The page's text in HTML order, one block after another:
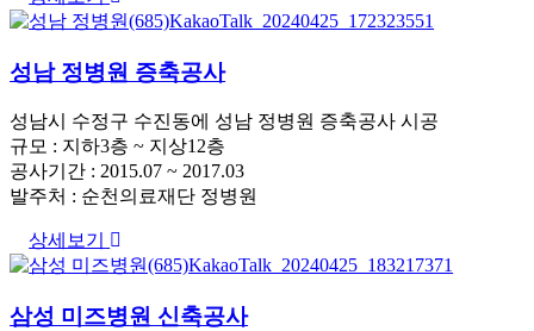
성남 정병원 증축공사
성남시 수정구 수진동에 성남 정병원 증축공사 시공
규모 : 지하3층 ~ 지상12층
공사기간 : 2015.07 ~ 2017.03
발주처 : 순천의료재단 정병원
상세보기
삼성 미즈병원 신축공사